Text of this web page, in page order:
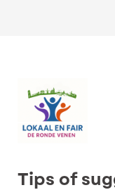
Fair
koers
deTips of